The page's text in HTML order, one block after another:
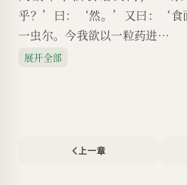
乎？’曰：‘然。’又曰：‘食
一虫尔。今我欲以一粒药进…
展开全部
上一章